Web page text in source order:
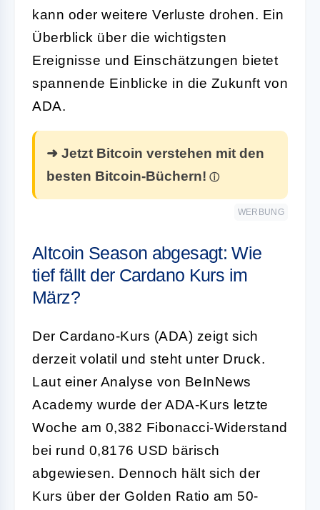
kann oder weitere Verluste drohen. Ein
Überblick über die wichtigsten
Ereignisse und Einschätzungen bietet
spannende Einblicke in die Zukunft von
ADA.
➜ Jetzt Bitcoin verstehen mit den
besten Bitcoin-Büchern!
WERBUNG
Altcoin Season abgesagt: Wie
tief fällt der Cardano Kurs im
März?
Der Cardano-Kurs (ADA) zeigt sich
derzeit volatil und steht unter Druck.
Laut einer Analyse von BeInNews
Academy wurde der ADA-Kurs letzte
Woche am 0,382 Fibonacci-Widerstand
bei rund 0,8176 USD bärisch
abgewiesen. Dennoch hält sich der
Kurs über der Golden Ratio am 50-